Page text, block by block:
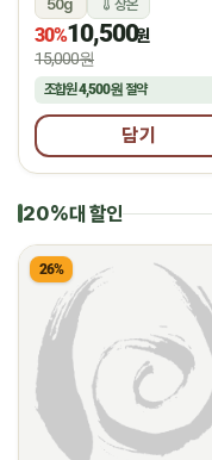
50g 상온
30%10,500원
15,000원
조합원4,500원 절약
담기
20%대 할인
26%